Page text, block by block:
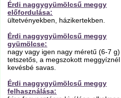
Érdi naggygyümölcsű meggy
előfordulása:
ültetvényekben, házikertekben.
Érdi naggygyümölcsű meggy
gyümölcse:
nagy vagy igen nagy méretű (6-7 g) ,
tetszetős, a megszokott meggyíznél
kevésbé savas.
Érdi naggygyümölcsű meggy
felhasználása: